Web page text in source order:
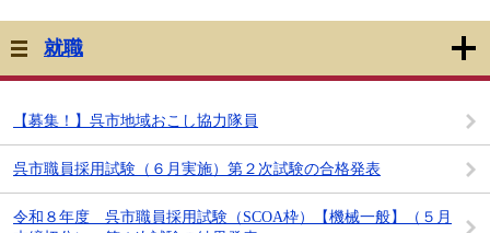
就職
【募集！】呉市地域おこし協力隊員
呉市職員採用試験（６月実施）第２次試験の合格発表
令和８年度 呉市職員採用試験（SCOA枠）【機械一般】（５月